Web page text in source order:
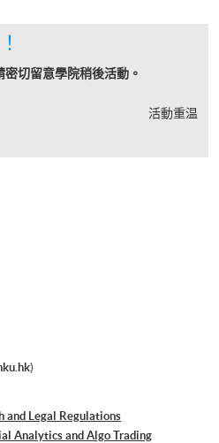
切留意學院稍後活動。
活動重温
)
and Legal Regulations
Analytics and Algo Trading